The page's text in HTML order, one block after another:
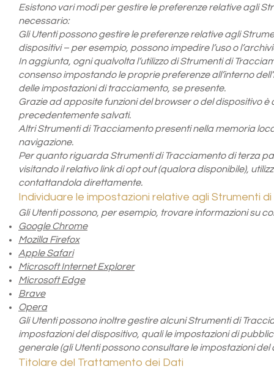
Esistono vari modi per gestire le preferenze relative agli
necessario:
Gli Utenti possono gestire le preferenze relative agli
dispositivi – per esempio, possono impedire l’uso o
In aggiunta, ogni qualvolta l’utilizzo di Strumenti di
consenso impostando le proprie preferenze all’interno
delle impostazioni di tracciamento, se presente.
Grazie ad apposite funzioni del browser o del dispositivo
precedentemente salvati.
Altri Strumenti di Tracciamento presenti nella memoria
navigazione.
Per quanto riguarda Strumenti di Tracciamento di terza
visitando il relativo link di opt out (qualora disponibile),
contattandola direttamente.
Individuare le impostazioni relative agli Strumenti
Gli Utenti possono, per esempio, trovare informazioni su
Google Chrome
Mozilla Firefox
Apple Safari
Microsoft Internet Explorer
Microsoft Edge
Brave
Opera
Gli Utenti possono inoltre gestire alcuni Strumenti di
impostazioni del dispositivo, quali le impostazioni di
generale (gli Utenti possono consultare le impostazioni
Titolare del Trattamento dei Dati